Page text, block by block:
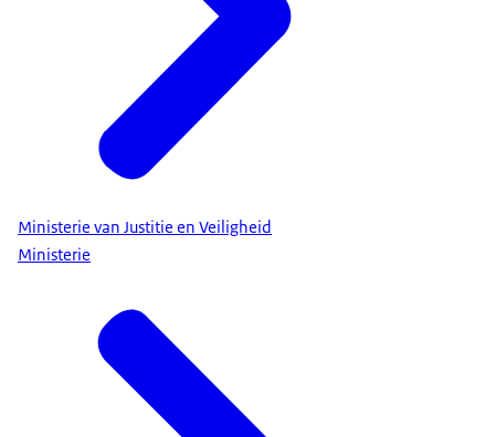
Ministerie van Justitie en Veiligheid
Ministerie